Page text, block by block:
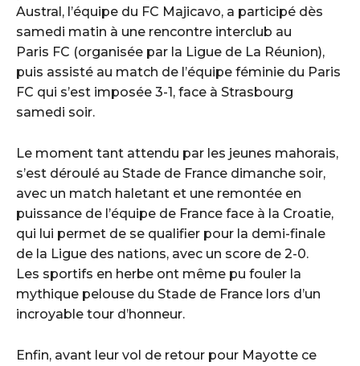
Austral, l’équipe du FC Majicavo, a participé dès
samedi matin à une rencontre interclub au
Paris FC (organisée par la Ligue de La Réunion),
puis assisté au match de l’équipe féminie du Paris
FC qui s’est imposée 3-1, face à Strasbourg
samedi soir.
Le moment tant attendu par les jeunes mahorais,
s’est déroulé au Stade de France dimanche soir,
avec un match haletant et une remontée en
puissance de l’équipe de France face à la Croatie,
qui lui permet de se qualifier pour la demi-finale
de la Ligue des nations, avec un score de 2-0.
Les sportifs en herbe ont même pu fouler la
mythique pelouse du Stade de France lors d’un
incroyable tour d’honneur.
Enfin, avant leur vol de retour pour Mayotte ce